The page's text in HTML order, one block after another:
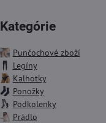
Kategórie
Punčochové zboží
Legíny
Kalhotky
Ponožky
Podkolenky
Prádlo